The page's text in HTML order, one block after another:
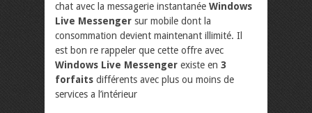
chat avec la messagerie instantanée Windows
Live Messenger sur mobile dont la
consommation devient maintenant illimité. Il
est bon re rappeler que cette offre avec
Windows Live Messenger existe en 3
forfaits différents avec plus ou moins de
services a l’intérieur